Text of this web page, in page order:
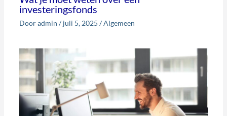
investeringsfonds
Door admin /juli 5, 2025 /Algemeen